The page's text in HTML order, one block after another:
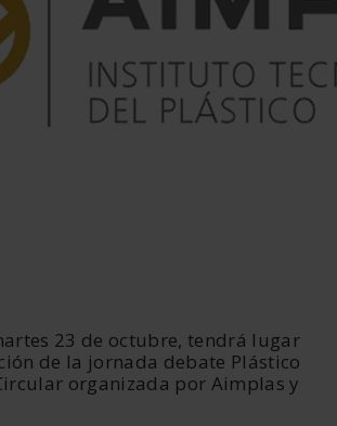
23 de octubre, tendrá lugar
de la jornada debate Plástico
organizada por Aimplas y